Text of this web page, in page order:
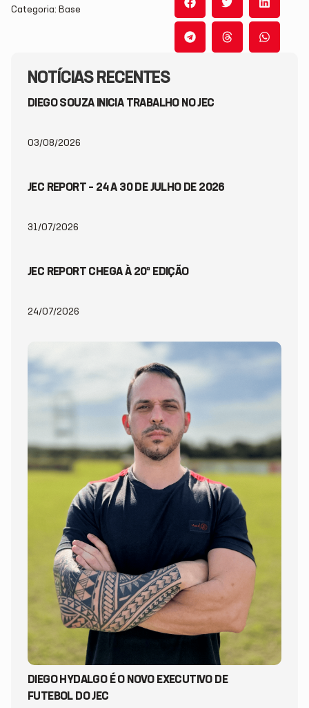
NOTÍCIAS RECENTES
DIEGO SOUZA INICIA TRABALHO NO JEC
03/08/2026
JEC REPORT – 24 A 30 DE JULHO DE 2026
31/07/2026
JEC REPORT CHEGA À 20ª EDIÇÃO
24/07/2026
DIEGO HYDALGO É O NOVO EXECUTIVO DE
FUTEBOL DO JEC
Categoria: Base